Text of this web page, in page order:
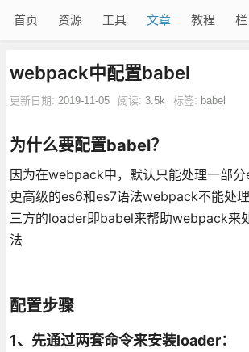
首页 资源 工具 文章 教程
webpack中配置babel
更新日期: 2019-11-05 阅读: 3.5k 标签: babel
为什么要配置babel？
因为在webpack中，默认只能处理一部
更高级的es6和es7语法webpack不能处
三方的loader即babel来帮助webpack来
法
配置步骤
1、先通过两套命令来安装loader：